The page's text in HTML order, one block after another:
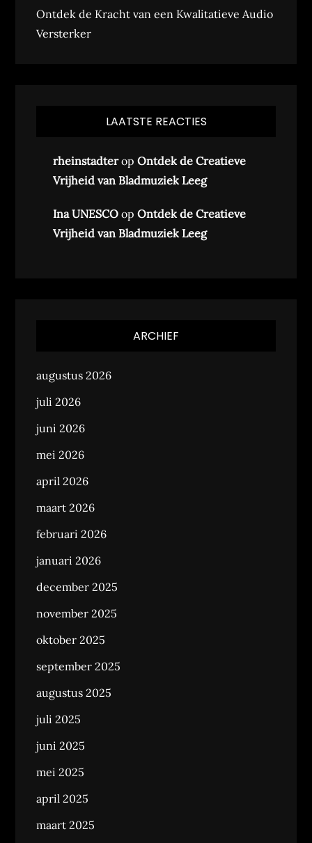
Ontdek de Kracht van een Kwalitatieve Audio
Versterker
LAATSTE REACTIES
rheinstadteropOntdek de Creatieve
Vrijheid van Bladmuziek Leeg
Ina UNESCO opOntdek de Creatieve
Vrijheid van Bladmuziek Leeg
ARCHIEF
augustus 2026
juli 2026
juni 2026
mei 2026
april 2026
maart 2026
februari 2026
januari 2026
december 2025
november 2025
oktober 2025
september 2025
augustus 2025
juli 2025
juni 2025
mei 2025
april 2025
maart 2025